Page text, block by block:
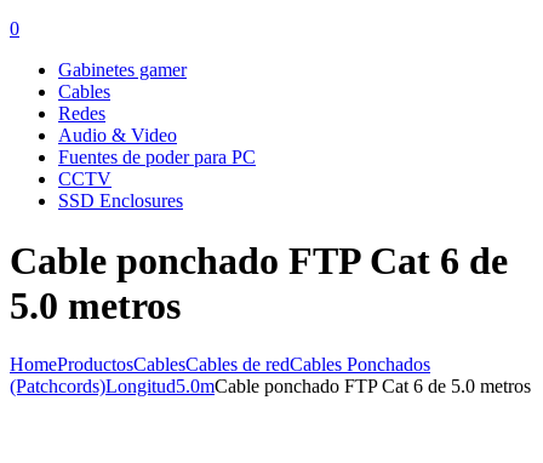
0
Gabinetes gamer
Cables
Redes
Audio & Video
Fuentes de poder para PC
CCTV
SSD Enclosures
Cable ponchado FTP Cat 6 de
5.0 metros
HomeProductosCablesCables de redCables Ponchados
(Patchcords)Longitud5.0mCable ponchado FTP Cat 6 de 5.0 metros